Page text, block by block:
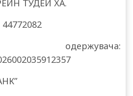
ТУДЕЙ ХА.
одержувача: